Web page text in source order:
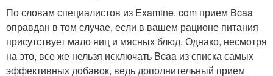
По словам специалистов из Examine. com прием Bcaa
оправдан в том случае, если в вашем рационе питания
присутствует мало яиц и мясных блюд. Однако, несмотря
на это, все же нельзя исключать Bcaa из списка самых
эффективных добавок, ведь дополнительный прием